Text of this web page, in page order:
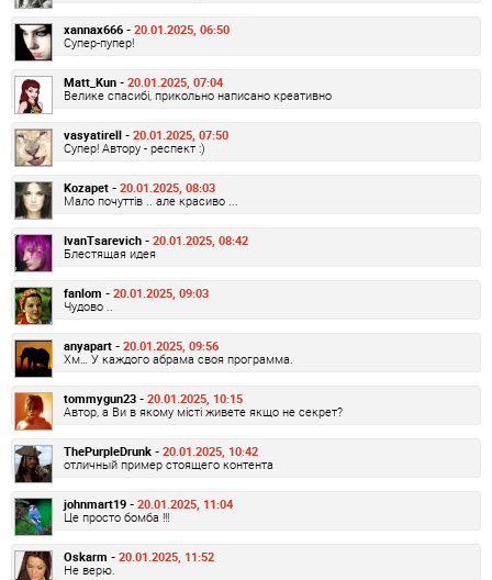
xannax666 - 20.01.2025, 06:50
Супер-пупер!
Matt_Kun - 20.01.2025, 07:04
Велике спасибі, прикольно написано креативно
vasyatirell - 20.01.2025, 07:50
Супер! Автору - респект :)
Kozapet - 20.01.2025, 08:03
Мало почуттів .. але красиво ...
IvanTsarevich - 20.01.2025, 08:42
Блестящая идея
fanlom - 20.01.2025, 09:03
Чудово ..
anyapart - 20.01.2025, 09:56
Хм… У каждого абрама своя программа.
tommygun23 - 20.01.2025, 10:15
Автор, а Ви в якому місті живете якщо не секрет?
ThePurpleDrunk - 20.01.2025, 10:42
отличный пример стоящего контента
johnmart19 - 20.01.2025, 11:04
Це просто бомба !!!
Oskarm - 20.01.2025, 11:52
Не верю.